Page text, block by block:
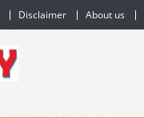
Disclaimer About us